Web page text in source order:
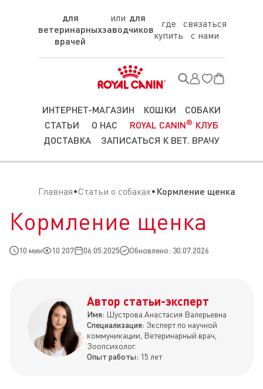
для
ветеринарных
врачей
для
заводчиков
где
купить
связаться
с нами
ИНТЕРНЕТ-МАГАЗИН КОШКИ
СОБАКИ
СТАТЬИ
О НАС ROYAL CANIN® КЛУБ
ДОСТАВКА
ЗАПИСАТЬСЯ К ВЕТ. ВРАЧУ
Главная Статьи о собаках Кормление щенка
Кормление щенка
10 мин 10 207 06.05.2025 Обновлено: 30.07.2026
Автор статьи-эксперт
Имя: Шустрова Анастасия Валерьевна
Специализация: Эксперт по научной
коммуникации, Ветеринарный врач,
Зоопсихолог.
Опыт работы: 15 лет